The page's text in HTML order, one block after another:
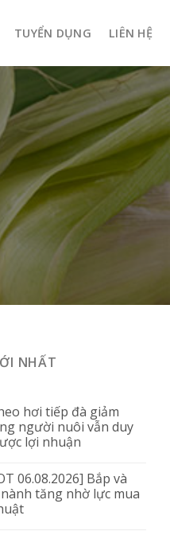
TUYỂN DỤNG LIÊN HỆ
NHẤT
hơi tiếp đà giảm
người nuôi vẫn duy
lợi nhuận
06.08.2026] Bắp và
tăng nhờ lực mua